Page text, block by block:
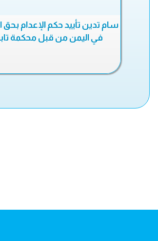
سام تدين تأييد حكم الإعدام بحق
في اليمن من قبل محكمة